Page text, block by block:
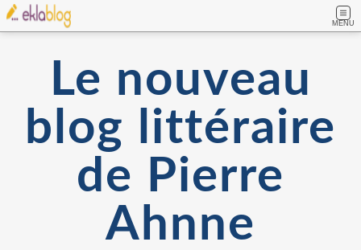
MENU
Le nouveau
blog littéraire
de Pierre
Ahnne